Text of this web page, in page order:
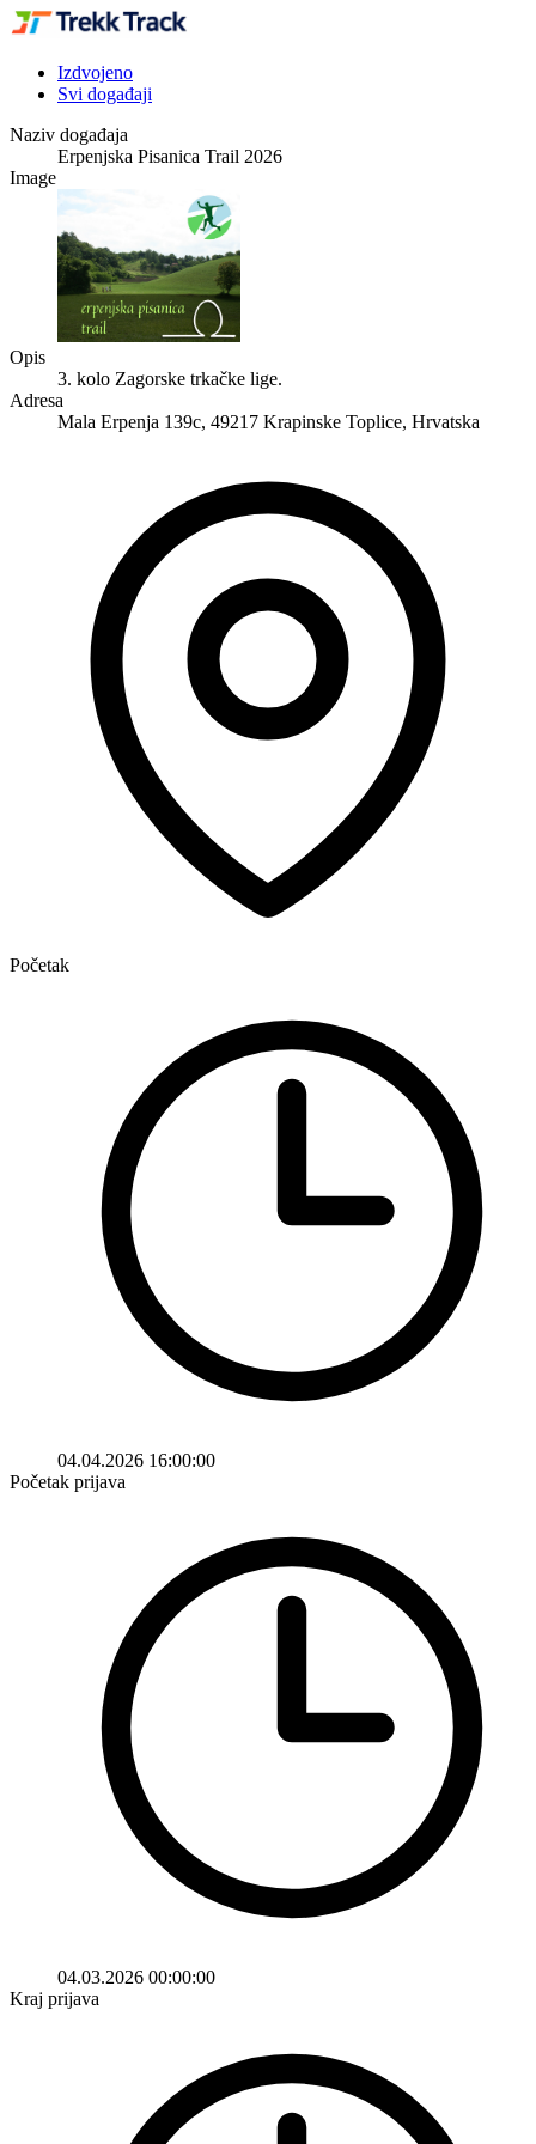
Izdvojeno
Svi događaji
Naziv događaja
Erpenjska Pisanica Trail 2026
Image
Opis
3. kolo Zagorske trkačke lige.
Adresa
Mala Erpenja 139c, 49217 Krapinske Toplice, Hrvatska
Početak
04.04.2026 16:00:00
Početak prijava
04.03.2026 00:00:00
Kraj prijava